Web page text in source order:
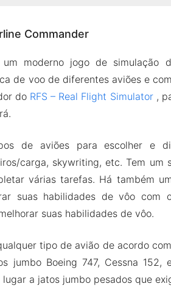
de missões
cockpit com Head-Up Display
Airline Commander
MOD Apk para Android 2024
Commander
um moderno jogo de
de voo de diferentes aviões e
do RFS – Real Flight Simulator,
de aviões para escolher e
carga, skywriting, etc. Tem um
várias tarefas. Há também
suas habilidades de vôo com
suas habilidades de vôo.
tipo de avião de acordo
jumbo Boeing 747, Cessna
a jatos jumbo pesados ​​que